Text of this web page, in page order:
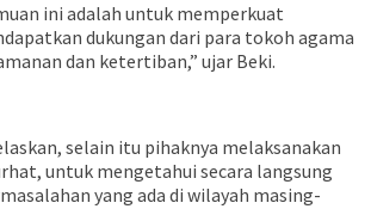
ini adalah untuk memperkuat
dukungan dari para tokoh agama
dan ketertiban,” ujar Beki.
selain itu pihaknya melaksanakan
untuk mengetahui secara langsung
yang ada di wilayah masing-